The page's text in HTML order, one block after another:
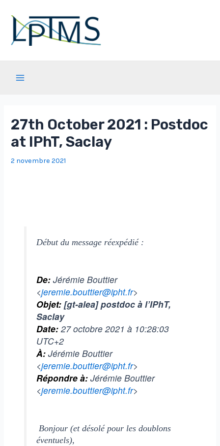
contenu
27th October 2021 : Postdoc
at IPhT, Saclay
2 novembre 2021
Début du message réexpédié :
De: Jérémie Bouttier
<jeremie.bouttier@ipht.fr>
Objet: [gt-alea] postdoc à l’IPhT,
Saclay
Date:27 octobre 2021 à 10:28:03
UTC+2
À: Jérémie Bouttier
<jeremie.bouttier@ipht.fr>
Répondre à: Jérémie Bouttier
<jeremie.bouttier@ipht.fr>
Bonjour (et désolé pour les doublons
éventuels),